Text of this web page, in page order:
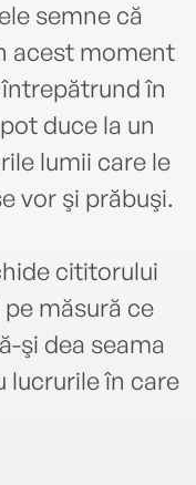
semne că
acest moment
în
duce la un
lumii care le
vor şi prăbuşi.
cititorului
măsură ce
şi dea seama
lucrurile în care